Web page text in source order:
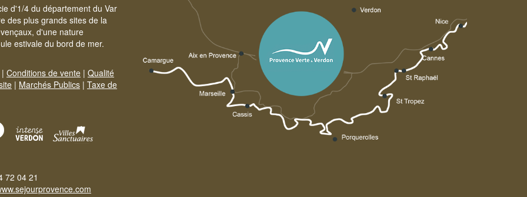
d'1/4 du département du Var
des plus grands sites de la
d'une nature
estivale du bord de mer.
| Conditions de vente | Qualité
| Marchés Publics | Taxe de
72 04 21